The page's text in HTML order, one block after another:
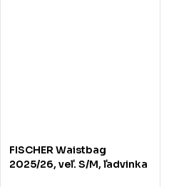
FISCHER Waistbag
2025/26, veľ. S/M, ľadvinka